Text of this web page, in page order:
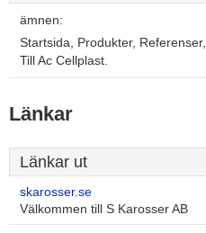
ämnen:
Startsida, Produkter,
Till Ac Cellplast.
Länkar
Länkar ut
skarosser.se
Välkommen till S Karosser AB